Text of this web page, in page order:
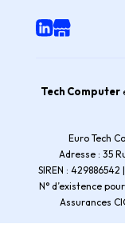
Tech Computer
Euro Tech
Adresse : 35
SIREN : 429886542
N° d’existence
Assurances